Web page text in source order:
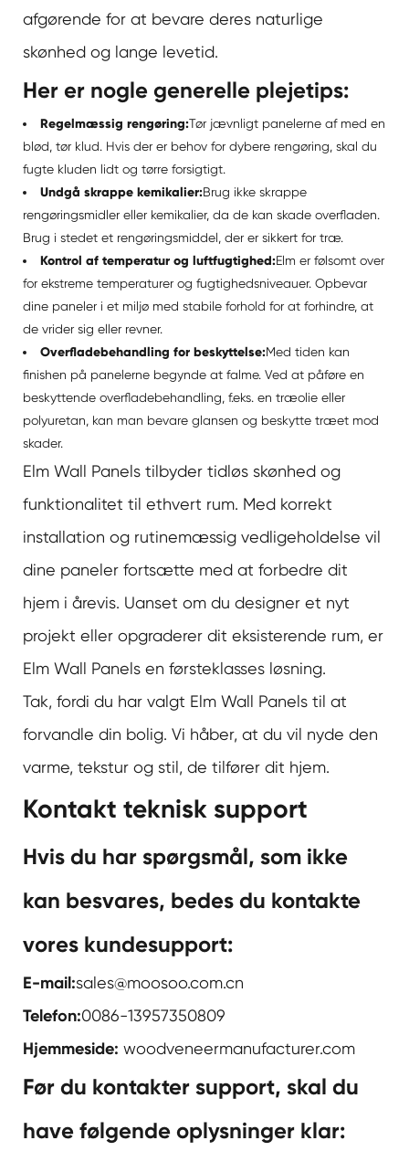
afgørende for at bevare deres naturlige
skønhed og lange levetid.
Her er nogle generelle plejetips:
Regelmæssig rengøring:Tør jævnligt panelerne af med en
blød, tør klud. Hvis der er behov for dybere rengøring, skal du
fugte kluden lidt og tørre forsigtigt.
Undgå skrappe kemikalier:Brug ikke skrappe
rengøringsmidler eller kemikalier, da de kan skade overfladen.
Brug i stedet et rengøringsmiddel, der er sikkert for træ.
Kontrol af temperatur og luftfugtighed:Elm er følsomt over
for ekstreme temperaturer og fugtighedsniveauer. Opbevar
dine paneler i et miljø med stabile forhold for at forhindre, at
de vrider sig eller revner.
Overfladebehandling for beskyttelse:Med tiden kan
finishen på panelerne begynde at falme. Ved at påføre en
beskyttende overfladebehandling, f.eks. en træolie eller
polyuretan, kan man bevare glansen og beskytte træet mod
skader.
Elm Wall Panels tilbyder tidløs skønhed og
funktionalitet til ethvert rum. Med korrekt
installation og rutinemæssig vedligeholdelse vil
dine paneler fortsætte med at forbedre dit
hjem i årevis. Uanset om du designer et nyt
projekt eller opgraderer dit eksisterende rum, er
Elm Wall Panels en førsteklasses løsning.
Tak, fordi du har valgt Elm Wall Panels til at
forvandle din bolig. Vi håber, at du vil nyde den
varme, tekstur og stil, de tilfører dit hjem.
Kontakt teknisk support
Hvis du har spørgsmål, som ikke
kan besvares, bedes du kontakte
vores kundesupport:
E-mail:sales@moosoo.com.cn
Telefon:0086-13957350809
Hjemmeside: woodveneermanufacturer.com
Før du kontakter support, skal du
have følgende oplysninger klar: